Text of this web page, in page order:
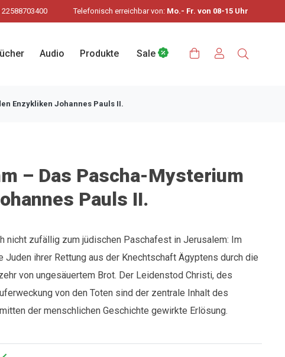
22588703400 Telefonisch erreichbar von: Mo.- Fr. von 08-15 Uhr
Audio Produkte Sale
Enzykliken Johannes Pauls II.
– Das Pascha-Mysterium
Pauls II.
nicht zufällig zum jüdischen Paschafest in Jerusalem: Im
Juden ihrer Rettung aus der Knechtschaft Ägyptens durch die
von ungesäuertem Brot. Der Leidenstod Christi, des
von den Toten sind der zentrale Inhalt des
der menschlichen Geschichte gewirkte Erlösung.